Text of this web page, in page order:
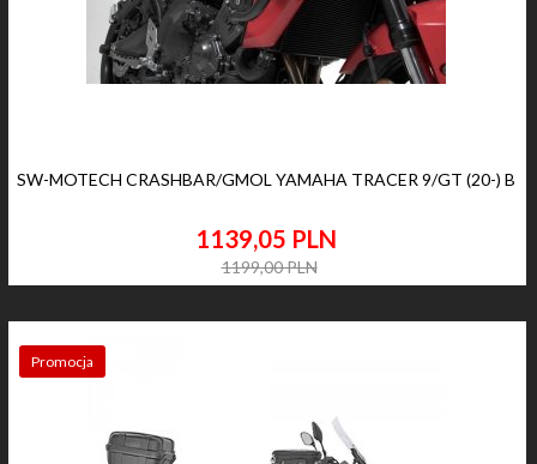
SW-MOTECH CRASHBAR/GMOL YAMAHA TRACER 9/GT (20-) B
1139,05 PLN
1199,00 PLN
Promocja